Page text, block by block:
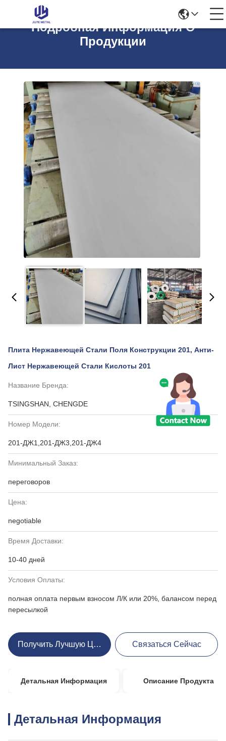
Подробная Информация О
Продукции
Плита Нержавеющей Стали Поля Конструкции 201, Анти-
Лист Нержавеющей Стали Кислоты 201
Название Бренда:
TSINGSHAN, CHENGDE
Номер Модели:
201-ДЖ1,201-ДЖ3,201-ДЖ4
Минимальный Заказ:
переговоров
Цена:
negotiable
Время Доставки:
10-40 дней
Условия Оплаты:
полная оплата первым взносом Л/К или 20%, балансом перед
пересылкой
Получить Лучшую Цену Связаться Сейчас
Детальная Информация Описание Продукта
Детальная Информация